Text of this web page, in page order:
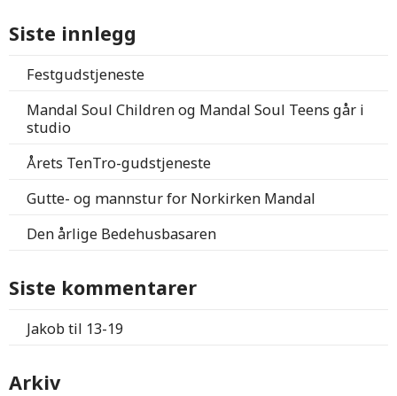
Siste innlegg
Festgudstjeneste
Mandal Soul Children og Mandal Soul Teens går i
studio
Årets TenTro-gudstjeneste
Gutte- og mannstur for Norkirken Mandal
Den årlige Bedehusbasaren
Siste kommentarer
Jakobtil 13-19
Arkiv